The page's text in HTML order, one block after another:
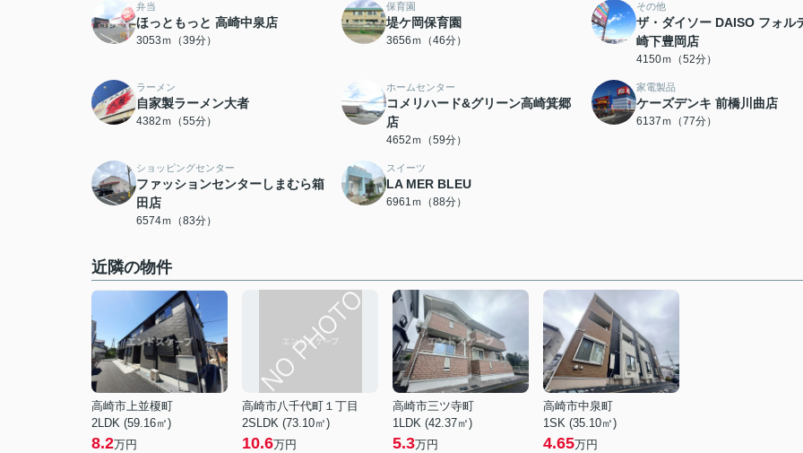
弁当
ほっともっと 高崎中泉店
3053ｍ（39分）
保育園
堤ケ岡保育園
3656ｍ（46分）
その他
ザ・ダイソー DAISO フォル
崎下豊岡店
4150ｍ（52分）
ラーメン
自家製ラーメン大者
4382ｍ（55分）
ホームセンター
コメリハード&グリーン高崎箕郷
店
4652ｍ（59分）
家電製品
ケーズデンキ 前橋川曲店
6137ｍ（77分）
ショッピングセンター
ファッションセンターしまむら箱
田店
6574ｍ（83分）
スイーツ
LA MER BLEU
6961ｍ（88分）
近隣の物件
高崎市上並榎町
2LDK (59.16㎡)
8.2万円
高崎市八千代町１丁目
2SLDK (73.10㎡)
10.6万円
高崎市三ツ寺町
1LDK (42.37㎡)
5.3万円
高崎市中泉町
1SK (35.10㎡)
4.65万円